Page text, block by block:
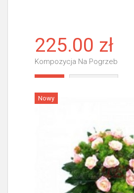
225.00 zł
Kompozycja Na Pogrzeb
Nowy